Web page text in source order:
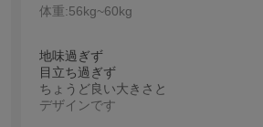
体重:56kg~60kg
地味過ぎず
目立ち過ぎず
ちょうど良い大きさと
デザインです